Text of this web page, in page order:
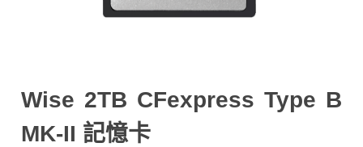
Wise 2TB CFexpress Type B
MK-II 記憶卡